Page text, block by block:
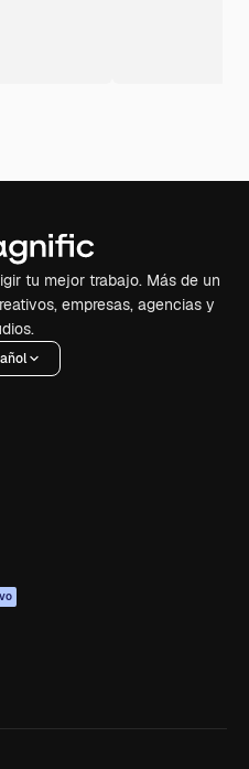
tu mejor trabajo. Más de un
empresas, agencias y